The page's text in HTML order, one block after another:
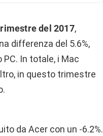
del 2017,
differenza del 5.6%,
In totale, i Mac
in questo trimestre
da Acer con un -6.2%.